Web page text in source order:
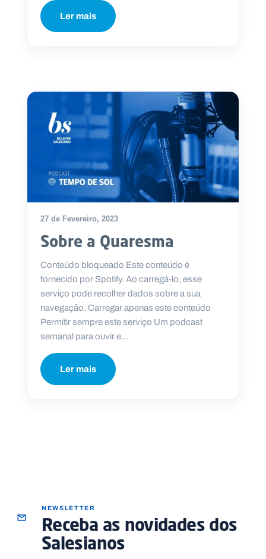
Ler mais
27 de Fevereiro, 2023
Sobre a Quaresma
Conteúdo bloqueado Este conteúdo é
fornecido por Spotify. Ao carregá-lo, esse
serviço pode recolher dados sobre a sua
navegação. Carregar apenas este conteúdo
Permitir sempre este serviço Um podcast
semanal para ouvir e...
Ler mais
NEWSLETTER
Receba as novidades dos
Salesianos